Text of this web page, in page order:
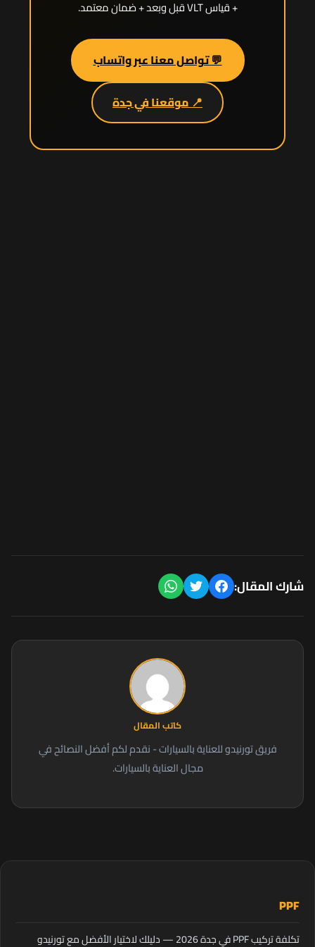
PPF
تكلفة تركيب PPF في جدة 2026 — دليلك لاختيار الأفضل مع تورنيدو
+ قياس VLT قبل وبعد + ضمان معتمد.
💬 تواصل معنا عبر واتساب
📍 موقعنا في جدة
شارك المقال:
كاتب المقال
فريق تورنيدو للعناية بالسيارات - نقدم لكم أفضل النصائح في
مجال العناية بالسيارات.